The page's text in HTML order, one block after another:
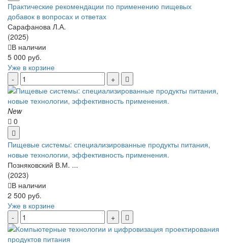
Практические рекомендации по применению пищевых
добавок в вопросах и ответах
Сарафанова Л.А.
(2025)
В наличии
5 000 руб.
Уже в корзине
New
0
Пищевые системы: специализированные продукты питания,
новые технологии, эффективность применения.
Позняковский В.М. ...
(2023)
В наличии
2 500 руб.
Уже в корзине